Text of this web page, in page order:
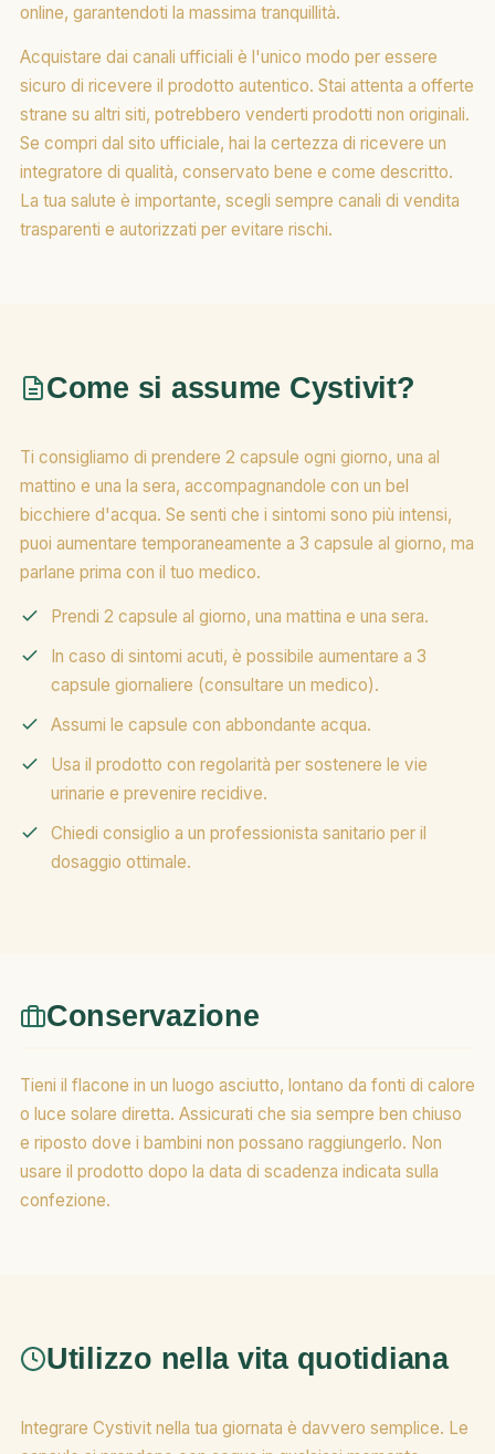
online, garantendoti la massima tranquillità.
Acquistare dai canali ufficiali è l'unico modo per essere
sicuro di ricevere il prodotto autentico. Stai attenta a offerte
strane su altri siti, potrebbero venderti prodotti non originali.
Se compri dal sito ufficiale, hai la certezza di ricevere un
integratore di qualità, conservato bene e come descritto.
La tua salute è importante, scegli sempre canali di vendita
trasparenti e autorizzati per evitare rischi.
Come si assume Cystivit?
Ti consigliamo di prendere 2 capsule ogni giorno, una al
mattino e una la sera, accompagnandole con un bel
bicchiere d'acqua. Se senti che i sintomi sono più intensi,
puoi aumentare temporaneamente a 3 capsule al giorno, ma
parlane prima con il tuo medico.
Prendi 2 capsule al giorno, una mattina e una sera.
In caso di sintomi acuti, è possibile aumentare a 3
capsule giornaliere (consultare un medico).
Assumi le capsule con abbondante acqua.
Usa il prodotto con regolarità per sostenere le vie
urinarie e prevenire recidive.
Chiedi consiglio a un professionista sanitario per il
dosaggio ottimale.
Conservazione
Tieni il flacone in un luogo asciutto, lontano da fonti di calore
o luce solare diretta. Assicurati che sia sempre ben chiuso
e riposto dove i bambini non possano raggiungerlo. Non
usare il prodotto dopo la data di scadenza indicata sulla
confezione.
Utilizzo nella vita quotidiana
Integrare Cystivit nella tua giornata è davvero semplice. Le